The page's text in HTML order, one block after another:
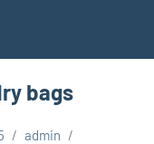
bags
admin